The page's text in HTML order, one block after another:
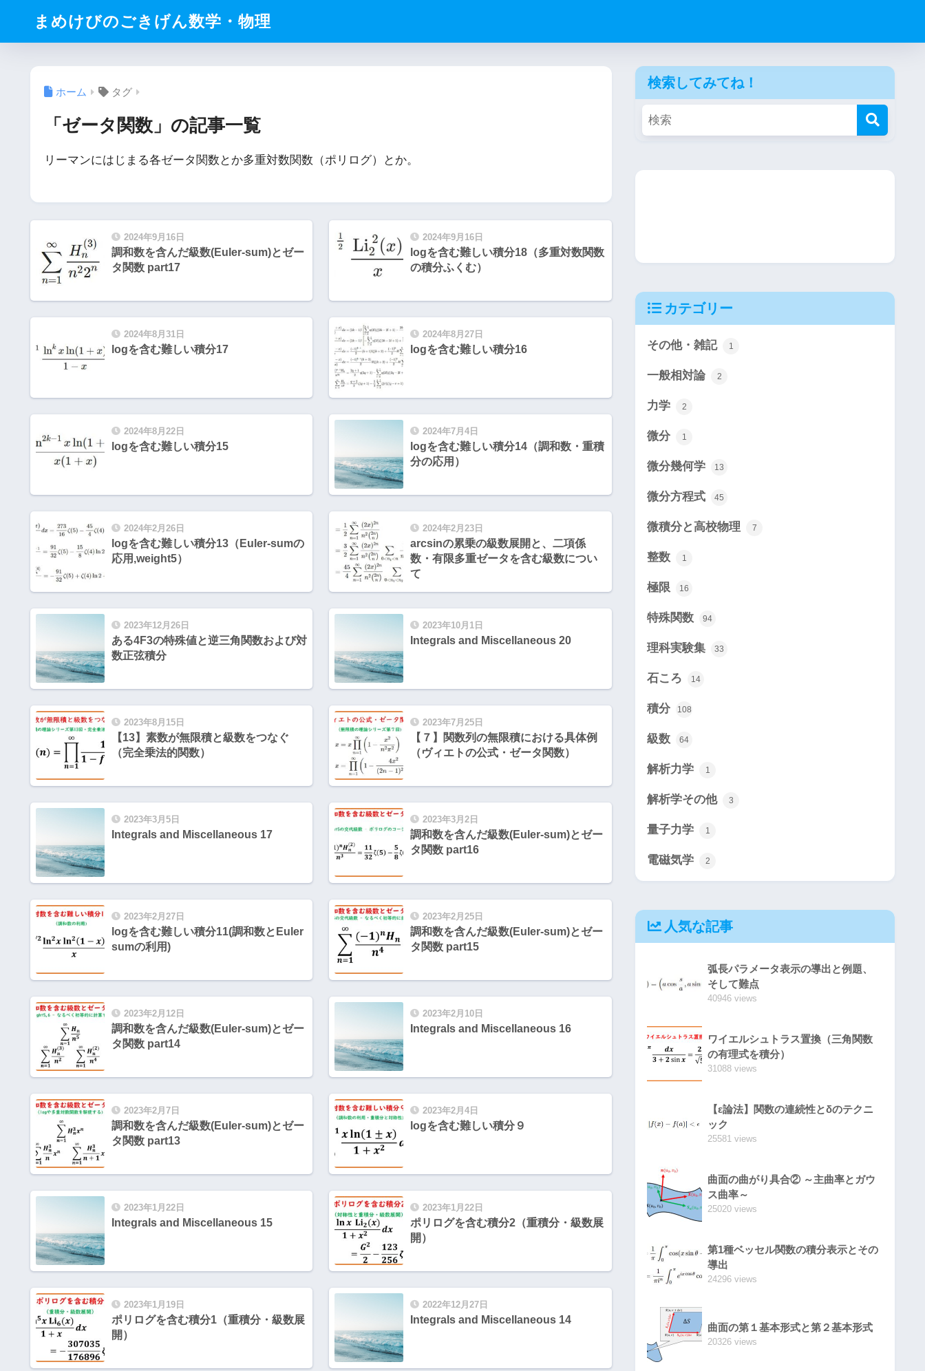
まめけびのごきげん数学・物理
ホーム タグ
「ゼータ関数」の記事一覧
リーマンにはじまる各ゼータ関数とか多重対数関数（ポリログ）とか。
2024年9月16日
調和数を含んだ級数(Euler-sum)とゼー
タ関数 part17
2024年9月16日
logを含む難しい積分18（多重対数関数
の積分ふくむ）
2024年8月31日
logを含む難しい積分17
2024年8月27日
logを含む難しい積分16
2024年8月22日
logを含む難しい積分15
2024年7月4日
logを含む難しい積分14（調和数・重積
分の応用）
2024年2月26日
logを含む難しい積分13（Euler-sumの
応用,weight5）
2024年2月23日
arcsinの累乗の級数展開と、二項係
数・有限多重ゼータを含む級数につい
て
2023年12月26日
ある4F3の特殊値と逆三角関数および対
数正弦積分
2023年10月1日
Integrals and Miscellaneous 20
2023年8月15日
【13】素数が無限積と級数をつなぐ
（完全乗法的関数）
2023年7月25日
【７】関数列の無限積における具体例
（ヴィエトの公式・ゼータ関数）
2023年3月5日
Integrals and Miscellaneous 17
2023年3月2日
調和数を含んだ級数(Euler-sum)とゼー
タ関数 part16
2023年2月27日
logを含む難しい積分11(調和数とEuler
sumの利用)
2023年2月25日
調和数を含んだ級数(Euler-sum)とゼー
タ関数 part15
2023年2月12日
調和数を含んだ級数(Euler-sum)とゼー
タ関数 part14
2023年2月10日
Integrals and Miscellaneous 16
2023年2月7日
調和数を含んだ級数(Euler-sum)とゼー
タ関数 part13
2023年2月4日
logを含む難しい積分９
2023年1月22日
Integrals and Miscellaneous 15
2023年1月22日
ポリログを含む積分2（重積分・級数展
開）
2023年1月19日
ポリログを含む積分1（重積分・級数展
開）
2022年12月27日
Integrals and Miscellaneous 14
検索してみてね！
カテゴリー
その他・雑記 1
一般相対論 2
力学 2
微分 1
微分幾何学 13
微分方程式 45
微積分と高校物理 7
整数 1
極限 16
特殊関数 94
理科実験集 33
石ころ 14
積分 108
級数 64
解析力学 1
解析学その他 3
量子力学 1
電磁気学 2
人気な記事
弧長パラメータ表示の導出と例題、
そして難点
40946 views
ワイエルシュトラス置換（三角関数
の有理式を積分）
31088 views
【ε論法】関数の連続性とδのテクニ
ック
25581 views
曲面の曲がり具合② ～主曲率とガウ
ス曲率～
25020 views
第1種ベッセル関数の積分表示とその
導出
24296 views
曲面の第１基本形式と第２基本形式
20326 views